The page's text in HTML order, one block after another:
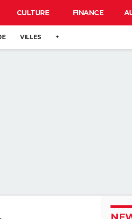
CULTURE FINANCE
VILLES +